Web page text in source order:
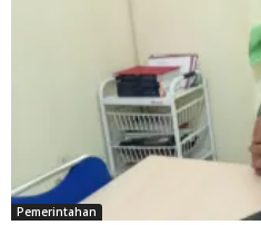
Pemerintahan